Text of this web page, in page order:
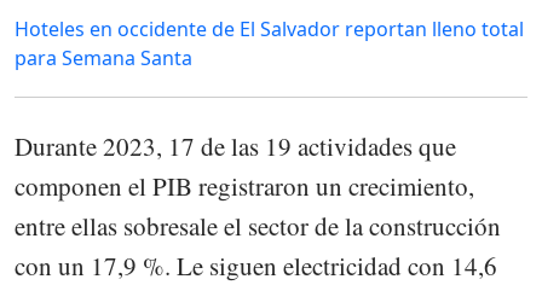
Hoteles en occidente de El Salvador reportan lleno total
para Semana Santa
Durante 2023, 17 de las 19 actividades que
componen el PIB registraron un crecimiento,
entre ellas sobresale el sector de la construcción
con un 17,9 %. Le siguen electricidad con 14,6